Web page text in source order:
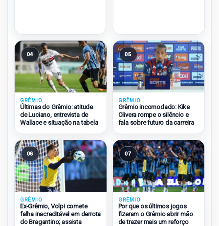
04
GRÊMIO
Últimas do Grêmio: atitude
de Luciano, entrevista de
Wallace e situação na tabela
05
GRÊMIO
Grêmio incomodado: Kike
Olivera rompe o silêncio e
fala sobre futuro da carreira
06
GRÊMIO
Ex-Grêmio, Volpi comete
falha inacreditável em derrota
do Bragantino; assista
07
GRÊMIO
Por que os últimos jogos
fizeram o Grêmio abrir mão
de trazer mais um reforço